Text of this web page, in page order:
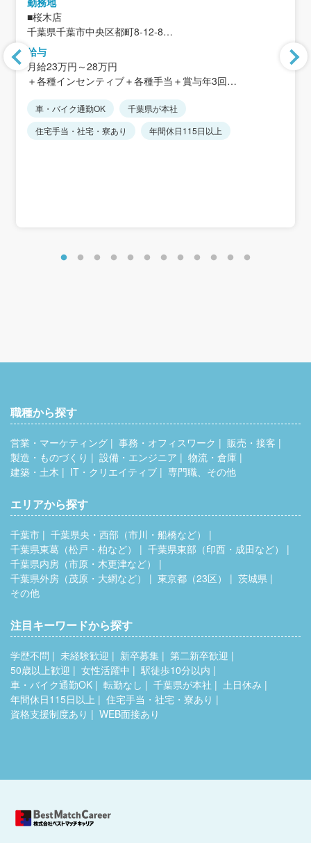
■桜木店
千葉県千葉市中央区都町8-12-8
＜アクセス＞
・千葉都市モノレール「桜木駅」から徒歩約24分
・貝塚ICから車で約3分
★マイカー通勤可
★転居を伴う転勤なし（近隣店舗への異動あり）
給与
月給23万円～28万円
＋各種インセンティブ＋各種手当＋賞与年3回
※固定残業代制なし
※時間外手当は別途全額支給します。
※経験・能力を考慮します。
車・バイク通勤OK
千葉県が本社
住宅手当・社宅・寮あり
年間休日115日以上
職種から探す
営業・マーケティング 事務・オフィスワーク
販売・接客
製造・ものづくり
設備・エンジニア
物流・倉庫
建築・土木
IT・クリエイティブ 専門職、その他
エリアから探す
千葉市
千葉県央・西部（市川・船橋など）
千葉県東葛（松戸・柏など）
千葉県東部（印西・成田など）
千葉県内房（市原・木更津など）
千葉県外房（茂原・大網など）
東京都（23区）
茨城県
その他
注目キーワードから探す
学歴不問 未経験歓迎 新卒募集
第二新卒歓迎
50歳以上歓迎
女性活躍中
駅徒歩10分以内
車・バイク通勤OK
転勤なし 千葉県が本社
土日休み
年間休日115日以上
住宅手当・社宅・寮あり
資格支援制度あり
WEB面接あり